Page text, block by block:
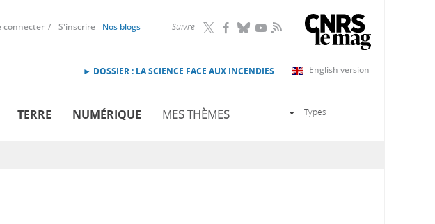
Suivre RSS
connecter S'inscrire Nos blogs
English version
► DOSSIER : LA SCIENCE FACE AUX INCENDIES
TERRE NUMÉRIQUE MES THÈMES Types